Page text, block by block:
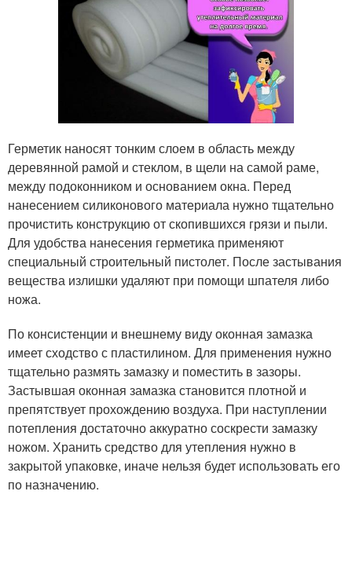
Герметик наносят тонким слоем в область между
деревянной рамой и стеклом, в щели на самой раме,
между подоконником и основанием окна. Перед
нанесением силиконового материала нужно тщательно
прочистить конструкцию от скопившихся грязи и пыли.
Для удобства нанесения герметика применяют
специальный строительный пистолет. После застывания
вещества излишки удаляют при помощи шпателя либо
ножа.
По консистенции и внешнему виду оконная замазка
имеет сходство с пластилином. Для применения нужно
тщательно размять замазку и поместить в зазоры.
Застывшая оконная замазка становится плотной и
препятствует прохождению воздуха. При наступлении
потепления достаточно аккуратно соскрести замазку
ножом. Хранить средство для утепления нужно в
закрытой упаковке, иначе нельзя будет использовать его
по назначению.